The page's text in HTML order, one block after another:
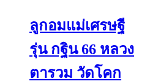
ลูกอมแม่เศรษฐี
รุ่น กฐิน 66 หลวง
ตารวม วัดโคก